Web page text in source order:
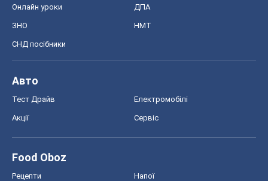
Онлайн уроки ДПА
ЗНО НМТ
СНД посібники
Авто
Тест Драйв Електромобілі
Акції Сервіс
Food Oboz
Рецепти Напої